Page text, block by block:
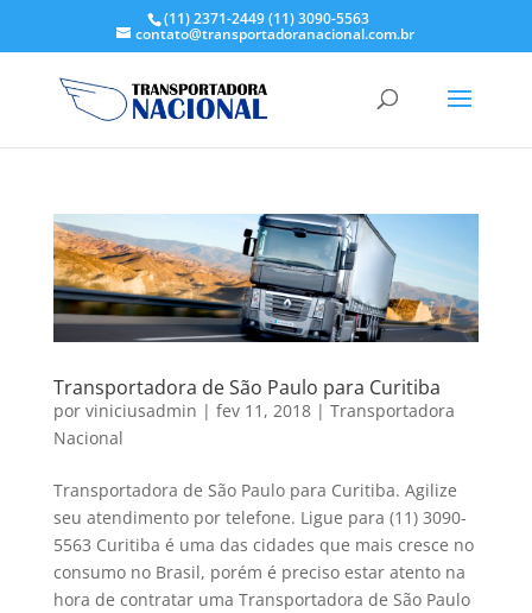
(11) 2371-2449(11) 3090-5563
contato@transportadoranacional.com.br
Transportadora de São Paulo para Curitiba
por viniciusadmin | fev 11, 2018| Transportadora
Nacional
Transportadora de São Paulo para Curitiba. Agilize
seu atendimento por telefone. Ligue para (11) 3090-
5563 Curitiba é uma das cidades que mais cresce no
consumo no Brasil, porém é preciso estar atento na
hora de contratar uma Transportadora de São Paulo